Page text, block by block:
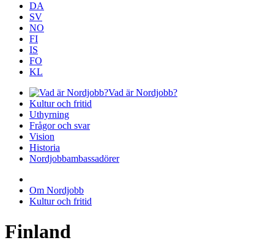
DA
SV
NO
FI
IS
FO
KL
Vad är Nordjobb?
Kultur och fritid
Uthyrning
Frågor och svar
Vision
Historia
Nordjobbambassadörer
Om Nordjobb
Kultur och fritid
Finland